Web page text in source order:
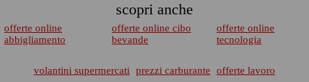
scopri anche
offerte online
abbigliamento
offerte online cibo
bevande
offerte online
tecnologia
volantini supermercati prezzi carburante
offerte lavoro